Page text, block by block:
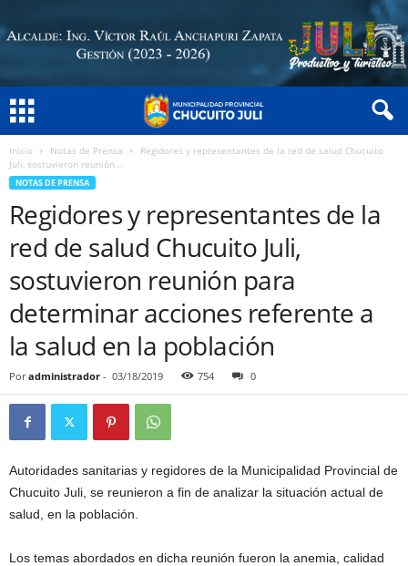
Inicio Notas de Prensa
Regidores y representantes de la red de salud Chucuito
Juli, sostuvieron reunión...
NOTAS DE PRENSA
Regidores y representantes de la
red de salud Chucuito Juli,
sostuvieron reunión para
determinar acciones referente a
la salud en la población
Por administrador - 03/18/2019 754 0
Autoridades sanitarias y regidores de la Municipalidad Provincial de
Chucuito Juli, se reunieron a fin de analizar la situación actual de
salud, en la población.
Los temas abordados en dicha reunión fueron la anemia, calidad